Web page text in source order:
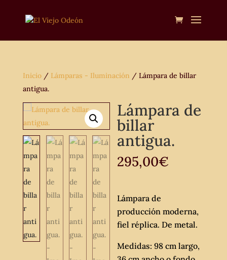
Inicio/ Lámparas - Iluminación / Lámpara de billar
antigua.
Lámpara de
billar
antigua.
295,00€
Lámpara de
producción moderna,
fiel réplica. De metal.
Medidas: 98 cm largo,